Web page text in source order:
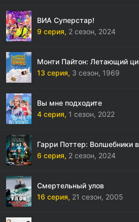
ВИА Суперстар!
9 серия, 2 сезон, 2024
Монти Пайтон: Летающий
13 серия, 3 сезон, 1969
Вы мне подходите
4 серия, 1 сезон, 2022
Гарри Поттер: Волшебники
6 серия, 2 сезон, 2024
Смертельный улов
16 серия, 21 сезон, 2005